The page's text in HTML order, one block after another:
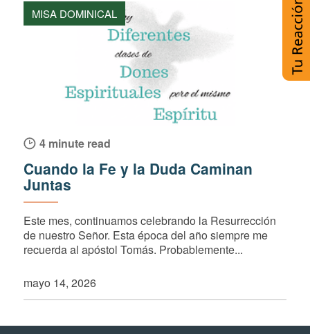
MISA DOMINICAL
4 minute read
Cuando la Fe y la Duda Caminan
Juntas
Este mes, continuamos celebrando la Resurrección
de nuestro Señor. Esta época del año siempre me
recuerda al apóstol Tomás. Probablemente...
mayo 14, 2026